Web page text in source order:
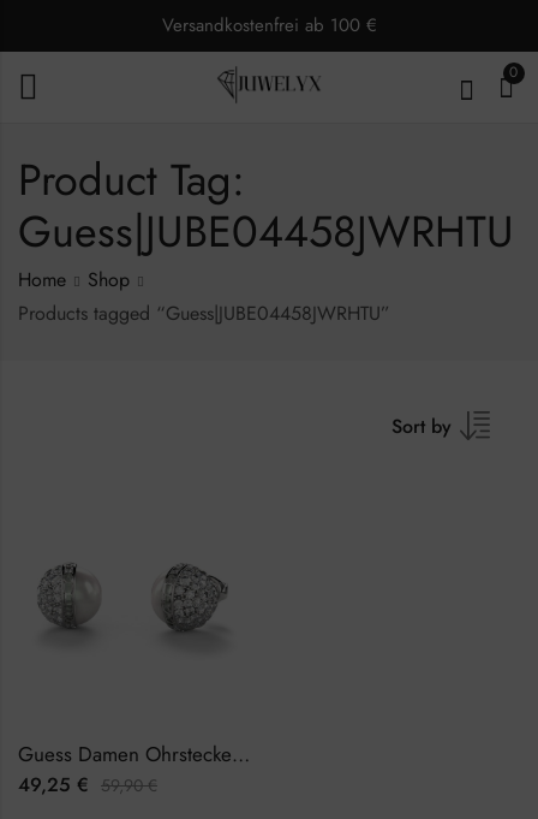
Versandkostenfrei ab 100 €
0
Product Tag:
Guess|JUBE04458JWRHTU
Home
Shop
Products tagged “Guess|JUBE04458JWRHTU”
Sort by
Guess Damen Ohrstecker JUBE04458JWRHTU
49,25 € 59,90€